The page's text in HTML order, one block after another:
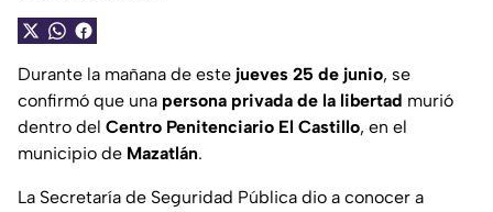
Durante la mañana de este jueves 25 de junio, se
confirmó que una persona privada de la libertad murió
dentro del Centro Penitenciario El Castillo, en el
municipio de Mazatlán.
La Secretaría de Seguridad Pública dio a conocer a